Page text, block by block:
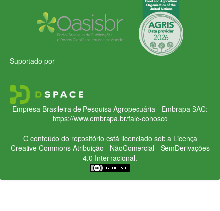
Suportado por
Empresa Brasileira de Pesquisa Agropecuária - Embrapa SAC:
https://www.embrapa.br/fale-conosco
O conteúdo do repositório está licenciado sob a Licença
Creative CommonsAtribuição - NãoComercial - SemDerivações
4.0 Internacional.